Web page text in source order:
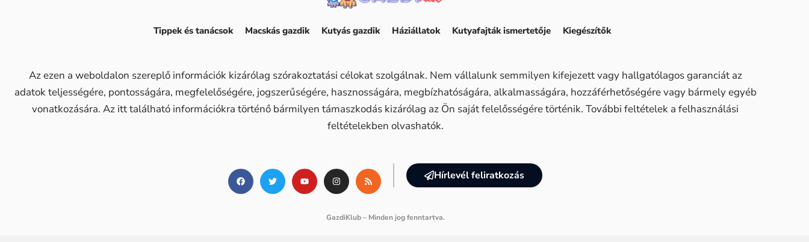
Tippek és tanácsok Macskás gazdik Kutyás gazdik Háziállatok Kutyafajták ismertetője Kiegészítők
Az ezen a weboldalon szereplő információk kizárólag szórakoztatási célokat szolgálnak. Nem vállalunk semmilyen kifejezett vagy hallgatólagos garanciát az
adatok teljességére, pontosságára, megfelelőségére, jogszerűségére, hasznosságára, megbízhatóságára, alkalmasságára, hozzáférhetőségére vagy bármely egyéb
vonatkozására. Az itt található információkra történő bármilyen támaszkodás kizárólag az Ön saját felelősségére történik. További feltételek a felhasználási
feltételekben olvashatók.
Hírlevél feliratkozás
GazdiKlub – Minden jog fenntartva.